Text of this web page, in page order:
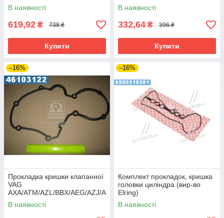
В наявності
619,92 ₴ 738 ₴
Купити
В наявності
332,64 ₴ 396 ₴
Купити
–16%
Прокладка кришки клапанної
VAG
AXA/ATM/AZL/BBX/AEG/AZJ/A
ZG/BEH/BER (вир-во Elring)
В наявності
–16%
Комплект прокладок, кришка
головки циліндра (вир-во
Elring)
В наявності